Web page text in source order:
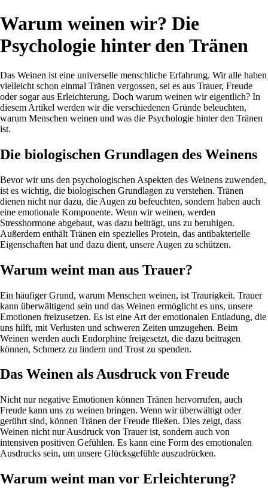
Warum weinen wir? Die
Psychologie hinter den Tränen
Das Weinen ist eine universelle menschliche Erfahrung. Wir alle haben
vielleicht schon einmal Tränen vergossen, sei es aus Trauer, Freude
oder sogar aus Erleichterung. Doch warum weinen wir eigentlich? In
diesem Artikel werden wir die verschiedenen Gründe beleuchten,
warum Menschen weinen und was die Psychologie hinter den Tränen
ist.
Die biologischen Grundlagen des Weinens
Bevor wir uns den psychologischen Aspekten des Weinens zuwenden,
ist es wichtig, die biologischen Grundlagen zu verstehen. Tränen
dienen nicht nur dazu, die Augen zu befeuchten, sondern haben auch
eine emotionale Komponente. Wenn wir weinen, werden
Stresshormone abgebaut, was dazu beiträgt, uns zu beruhigen.
Außerdem enthält Tränen ein spezielles Protein, das antibakterielle
Eigenschaften hat und dazu dient, unsere Augen zu schützen.
Warum weint man aus Trauer?
Ein häufiger Grund, warum Menschen weinen, ist Traurigkeit. Trauer
kann überwältigend sein und das Weinen ermöglicht es uns, unsere
Emotionen freizusetzen. Es ist eine Art der emotionalen Entladung, die
uns hilft, mit Verlusten und schweren Zeiten umzugehen. Beim
Weinen werden auch Endorphine freigesetzt, die dazu beitragen
können, Schmerz zu lindern und Trost zu spenden.
Das Weinen als Ausdruck von Freude
Nicht nur negative Emotionen können Tränen hervorrufen, auch
Freude kann uns zu weinen bringen. Wenn wir überwältigt oder
gerührt sind, können Tränen der Freude fließen. Dies zeigt, dass
Weinen nicht nur Ausdruck von Trauer ist, sondern auch von
intensiven positiven Gefühlen. Es kann eine Form des emotionalen
Ausdrucks sein, um unsere Glücksgefühle auszudrücken.
Warum weint man vor Erleichterung?